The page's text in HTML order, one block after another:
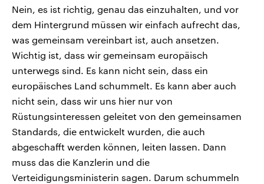
Nein, es ist richtig, genau das einzuhalten, und vor
dem Hintergrund müssen wir einfach aufrecht das,
was gemeinsam vereinbart ist, auch ansetzen.
Wichtig ist, dass wir gemeinsam europäisch
unterwegs sind. Es kann nicht sein, dass ein
europäisches Land schummelt. Es kann aber auch
nicht sein, dass wir uns hier nur von
Rüstungsinteressen geleitet von den gemeinsamen
Standards, die entwickelt wurden, die auch
abgeschafft werden können, leiten lassen. Dann
muss das die Kanzlerin und die
Verteidigungsministerin sagen. Darum schummeln